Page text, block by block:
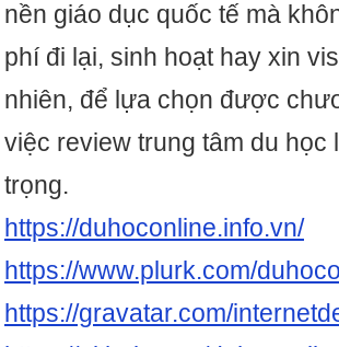
nền giáo dục quốc tế mà
phí đi lại, sinh hoạt hay xin
nhiên, để lựa chọn được
việc review trung tâm du học
trọng.
https://duhoconline.info.vn/
https://www.plurk.com/
https://gravatar.com/